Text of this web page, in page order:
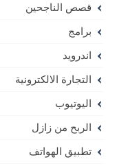
قصص الناجحين
برامج
اندرويد
التجارة الالكترونية
اليوتيوب
الربح من زازل
تطبيق الهواتف